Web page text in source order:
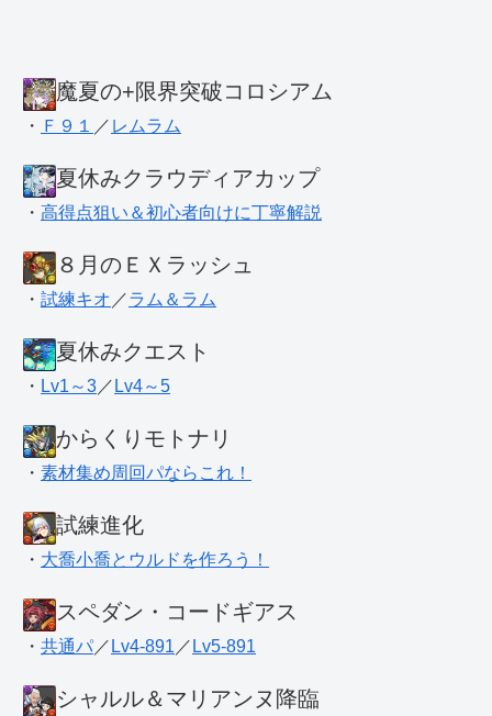
魔夏の+限界突破コロシアム
・ Ｆ９１ ／ レムラム
夏休みクラウディアカップ
・ 高得点狙い＆初心者向けに丁寧解説
８月のＥＸラッシュ
・ 試練キオ ／ラム＆ラム
夏休みクエスト
・ Lv1～3 ／ Lv4～5
からくりモトナリ
・ 素材集め周回パならこれ！
試練進化
・ 大喬小喬とウルドを作ろう！
スペダン・コードギアス
・ 共通パ ／ Lv4-891 ／ Lv5-891
シャルル＆マリアンヌ降臨